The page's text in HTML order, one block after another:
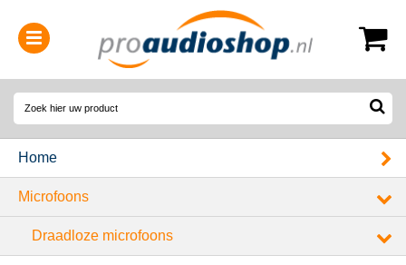
0314-364515
Home
Microfoons
Draadloze microfoons